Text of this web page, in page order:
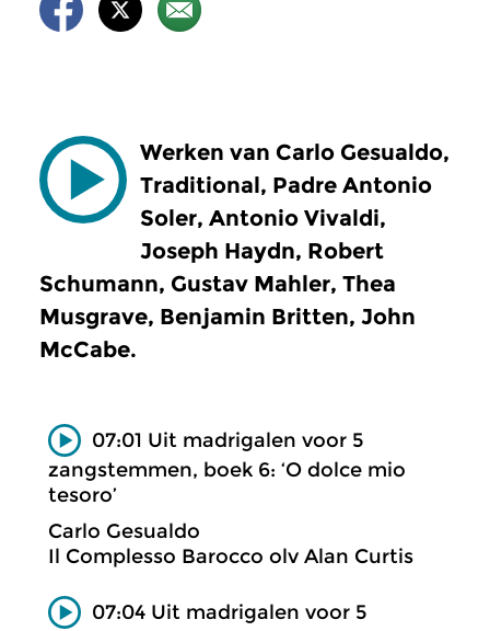
Werken van Carlo Gesualdo,
Traditional, Padre Antonio
Soler, Antonio Vivaldi,
Joseph Haydn, Robert
Schumann, Gustav Mahler, Thea
Musgrave, Benjamin Britten, John
McCabe.
07:01 Uit madrigalen voor 5
zangstemmen, boek 6: ‘O dolce mio
tesoro’
Carlo Gesualdo
Il Complesso Barocco olv Alan Curtis
07:04 Uit madrigalen voor 5